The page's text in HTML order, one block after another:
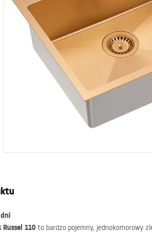
ubikacje
i parawany
i meble łazienkowe
110 to bardzo pojemny, jednokomorowy